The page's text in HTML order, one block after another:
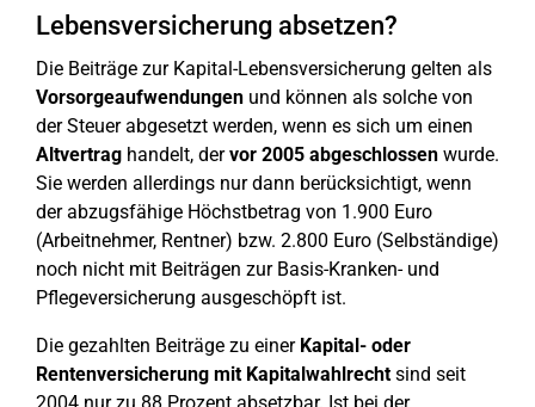
Lebensversicherung absetzen?
Die Beiträge zur Kapital-Lebensversicherung gelten als
Vorsorgeaufwendungen und können als solche von
der Steuer abgesetzt werden, wenn es sich um einen
Altvertrag handelt, dervor 2005 abgeschlossen wurde.
Sie werden allerdings nur dann berücksichtigt, wenn
der abzugsfähige Höchstbetrag von 1.900 Euro
(Arbeitnehmer, Rentner) bzw. 2.800 Euro (Selbständige)
noch nicht mit Beiträgen zur Basis-Kranken- und
Pflegeversicherung ausgeschöpft ist.
Die gezahlten Beiträge zu einer Kapital- oder
Rentenversicherung mit Kapitalwahlrechtsind seit